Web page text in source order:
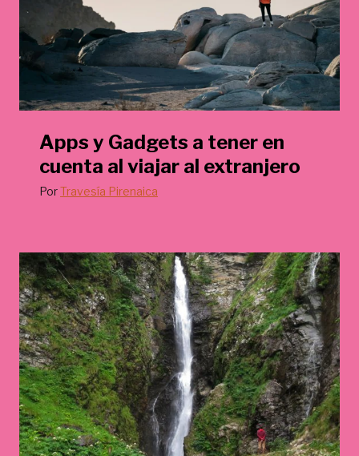
Apps y Gadgets a tener en
cuenta al viajar al extranjero
PorTravesía Pirenaica